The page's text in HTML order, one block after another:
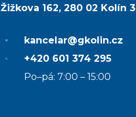
Žižkova 162, 280 02 Kolín 3
kancelar@gkolin.cz
+420 601 374 295
Po–pá: 7:00 – 15:00